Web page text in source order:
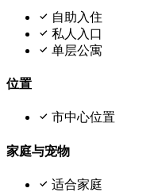
自助入住
私人入口
单层公寓
位置
市中心位置
家庭与宠物
适合家庭